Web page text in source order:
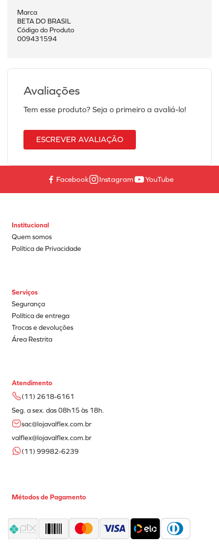
Marca
BETA DO BRASIL
Código do Produto
009431594
Avaliações
Tem esse produto? Seja o primeiro a avaliá-lo!
ESCREVER AVALIAÇÃO
Facebook Instagram YouTube
Institucional
Quem somos
Política de Privacidade
Serviços
Segurança
Política de entrega
Trocas e devoluções
Área Restrita
Atendimento
(11) 2618-6161
Seg. a sex. das 08h15 às 18h.
sac@lojavalflex.com.br
valflex@lojavalflex.com.br
(11) 99982-6239
Métodos de Pagamento